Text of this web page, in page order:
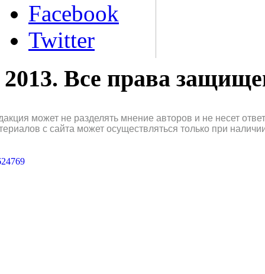
Facebook
Twitter
2013. Все права
может не разделять мнение авторов и не несет
с сайта может осуществляться только при